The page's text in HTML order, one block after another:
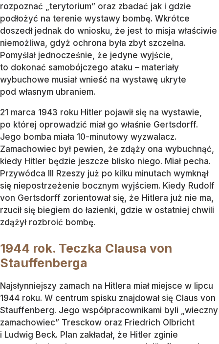
rozpoznać „terytorium” oraz zbadać jak i gdzie
podłożyć na terenie wystawy bombę. Wkrótce
doszedł jednak do wniosku, że jest to misja właściwie
niemożliwa, gdyż ochrona była zbyt szczelna.
Pomyślał jednocześnie, że jedyne wyjście,
to dokonać samobójczego ataku – materiały
wybuchowe musiał wnieść na wystawę ukryte
pod własnym ubraniem.
21 marca 1943 roku Hitler pojawił się na wystawie,
po której oprowadzić miał go właśnie Gertsdorff.
Jego bomba miała 10-minutowy wyzwalacz.
Zamachowiec był pewien, że zdąży ona wybuchnąć,
kiedy Hitler będzie jeszcze blisko niego. Miał pecha.
Przywódca III Rzeszy już po kilku minutach wymknął
się niepostrzeżenie bocznym wyjściem. Kiedy Rudolf
von Gertsdorff zorientował się, że Hitlera już nie ma,
rzucił się biegiem do łazienki, gdzie w ostatniej chwili
zdążył rozbroić bombę.
1944 rok. Teczka Clausa von
Stauffenberga
Najsłynniejszy zamach na Hitlera miał miejsce w lipcu
1944 roku. W centrum spisku znajdował się Claus von
Stauffenberg. Jego współpracownikami byli „wieczny
zamachowiec” Tresckow oraz Friedrich Olbricht
i Ludwig Beck. Plan zakładał, że Hitler zginie